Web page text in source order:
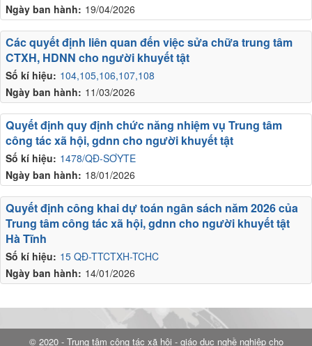
Ngày ban hành: 19/04/2026
Số kí hiệu: 104,105,106,107,108
Ngày ban hành: 11/03/2026
Các quyết định liên quan đến việc sửa chữa trung tâm
CTXH, HDNN cho người khuyết tật
Số kí hiệu: 1478/QĐ-SƠYTE
Ngày ban hành: 18/01/2026
Quyết định quy định chức năng nhiệm vụ Trung tâm
công tác xã hội, gdnn cho người khuyết tật
Số kí hiệu: 15 QĐ-TTCTXH-TCHC
Ngày ban hành: 14/01/2026
Quyết định công khai dự toán ngân sách năm 2026 của
Trung tâm công tác xã hội, gdnn cho người khuyết tật
Hà Tĩnh
© 2020 - Trung tâm công tác xã hội - giáo dục nghề nghiệp cho